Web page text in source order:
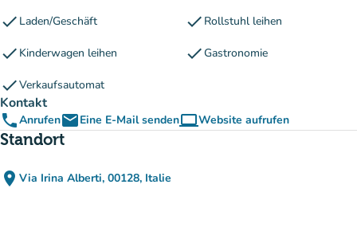
check Laden/Geschäft check Rollstuhl leihen
check Kinderwagen leihen checkGastronomie
checkVerkaufsautomat
Kontakt
phoneAnrufenemailEine E-Mail sendencomputerWebsite aufrufen
(new tab)
Standort
place Via Irina Alberti, 00128, Italie
(in Google Maps öffnen)
(new tab)